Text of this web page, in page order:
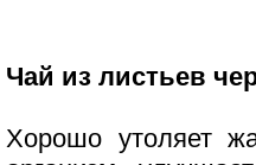
Чай из листьев
Хорошо утоляет